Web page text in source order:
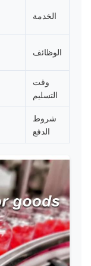
الخدمة
الوظائف
وقت
التسليم
شروط
الدفع